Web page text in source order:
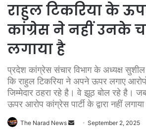
राहुल टिकरिया के
कांग्रेस ने नहीं उनके
लगाया है
प्रदेश कांग्रेस संचार विभाग के अध्यक्ष
कि राहुल टिकरिया ने अपने ऊपर लगाए
जिम्मेदार ठहरा रहे है। वे झूठ बोल रहे है।
ऊपर आरोप कांग्रेस पार्टी के द्वारा नहीं लगाया
The Narad News
Send September 2, 2025